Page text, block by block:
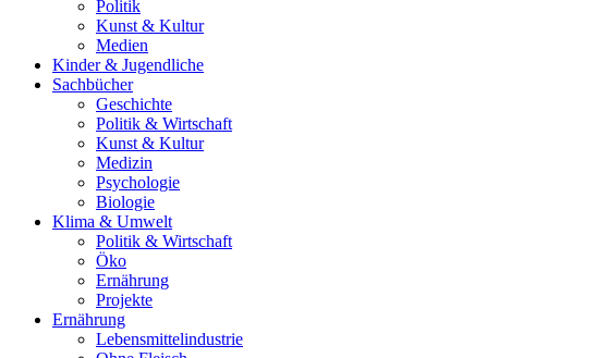
Politik
Kunst & Kultur
Medien
Kinder & Jugendliche
Sachbücher
Geschichte
Politik & Wirtschaft
Kunst & Kultur
Medizin
Psychologie
Biologie
Klima & Umwelt
Politik & Wirtschaft
Öko
Ernährung
Projekte
Ernährung
Lebensmittelindustrie